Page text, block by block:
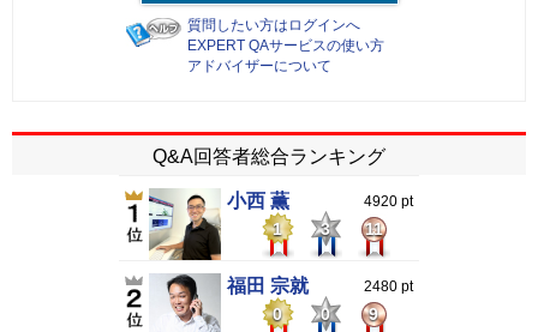
質問したい方はログインへ
EXPERT QAサービスの使い方
アドバイザーについて
Q&A回答者総合ランキング
小西 薫 4920 pt
1 3 11
福田 宗就 2480 pt
0 0 9